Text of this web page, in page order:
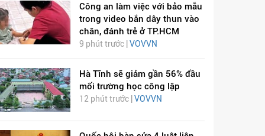
Công an làm việc với bảo mẫu
trong video bắn dây thun vào
chân, đánh trẻ ở TP.HCM
9 phút trước | VOVVN
Hà Tĩnh sẽ giảm gần 56% đầu
mối trường học công lập
12 phút trước | VOVVN